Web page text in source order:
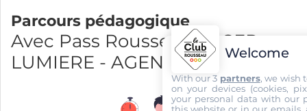
Parcours pédagogique
Avec Pass Rousseau et CER
LUMIERE - AGENCE CUSSET
Welcome
With our 3 partners, we wish
on your devices (cookies,
your personal data with our
this website or in our emails,